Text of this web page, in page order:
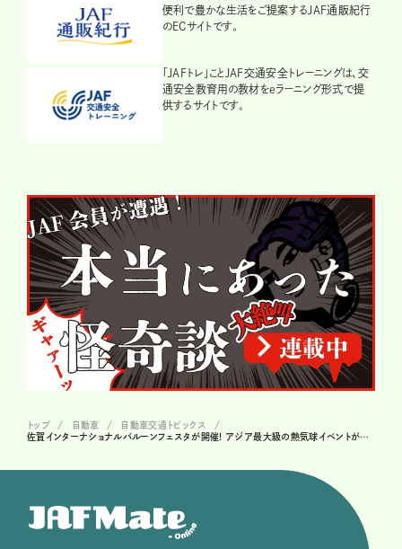
便利で豊かな生活をご提案するJAF通販紀行
のECサイトです。
「JAFトレ」ことJAF交通安全トレーニングは、交
通安全教育用の教材をeラーニング形式で提
供するサイトです。
トップ 自動車
自動車交通トピックス
佐賀インターナショナルバルーンフェスタが開催! アジア最大級の熱気球イベントが佐賀に!